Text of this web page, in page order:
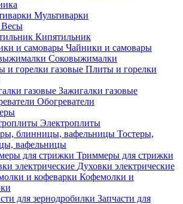
Мультиварки
Весы
Кипятильник
Чайники и самовары
Соковыжималки
Плиты и горелки
Зажигалки газовые
Обогреватели
Электроплиты
Тостеры,
вафельницы
Триммеры для стрижки
Духовки электрические
Кофемолки и
Запчасти для